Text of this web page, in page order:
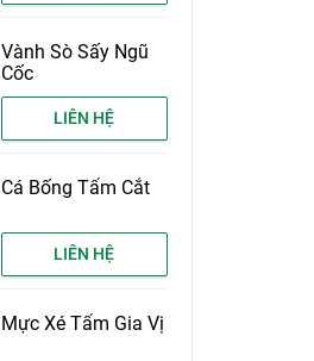
Vành Sò Sấy Ngũ
Cốc
LIÊN HỆ
Cá Bống Tẩm Cắt
LIÊN HỆ
Mực Xé Tẩm Gia Vị